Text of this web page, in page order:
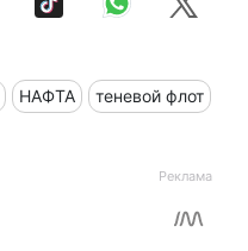
НАФТА теневой флот